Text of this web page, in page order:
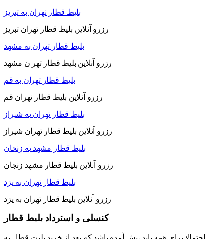
بلیط قطار تهران به تبریز
رزرو آنلاین بلیط قطار تهران تبریز
بلیط قطار تهران به مشهد
رزرو آنلاین بلیط قطار تهران مشهد
بلیط قطار تهران به قم
رزرو آنلاین بلیط قطار تهران قم
بلیط قطار تهران به شیراز
رزرو آنلاین بلیط قطار تهران شیراز
بلیط قطار مشهد به زنجان
رزرو آنلاین بلیط قطار مشهد زنجان
بلیط قطار تهران به یزد
رزرو آنلاین بلیط قطار تهران به یزد
کنسلی و استرداد بلیط قطار
احتمالا برای همه باید پیش آمده باشد که بعد از خرید بلیت قطار به